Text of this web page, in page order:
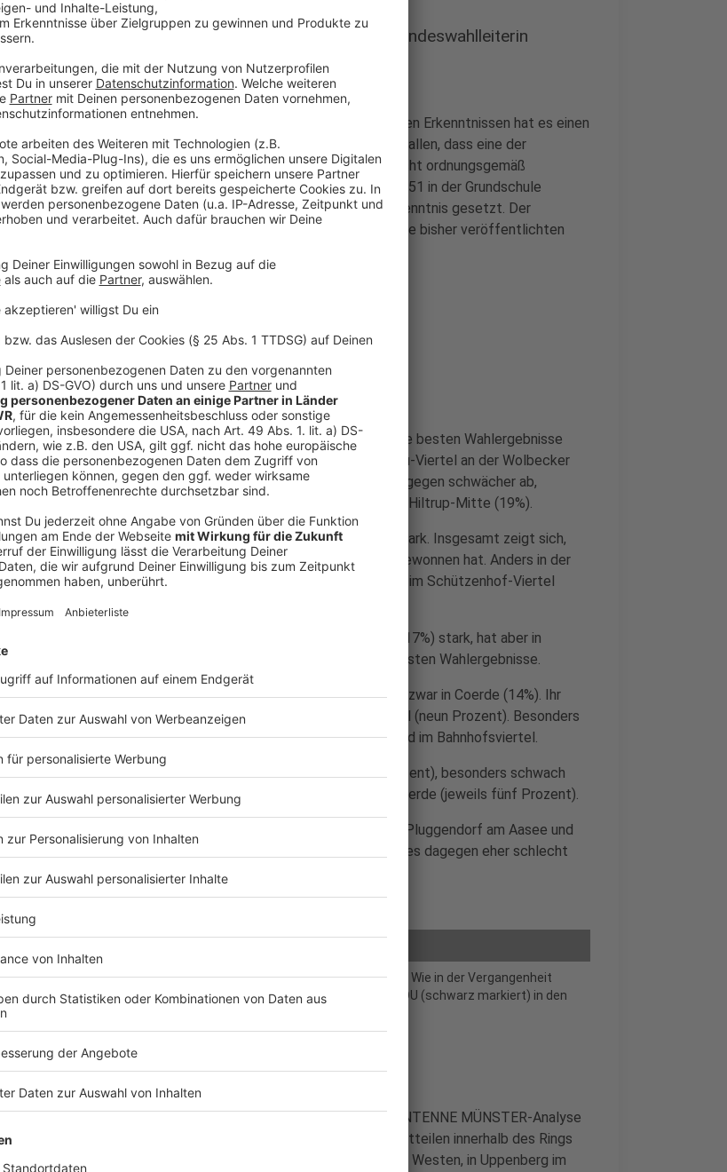
"Zwischenfall" in Sprakel - Stadt Münster informiert Landeswahlleiterin
Anzeige
Ist die Europawahl in Münster reibungslos abgelaufen? Nach ersten Erkenntnissen hat es einen
Zwischenfall in Sprakel gegeben. Hier sei heute Vormittag aufgefallen, dass eine der
aufgestellten Wahlurnen während der Stimmabgabe zeitweilig nicht ordnungsgemäß
verschlossen gewesen sein könnte. Betroffen ist das Wahllokal 151 in der Grundschule
Sprakel. Die Stadt Münster hat die Landeswahlleiterin davon in Kenntnis gesetzt. Der
Wahlausschuss tagt am kommenden Donnerstag. Bis dahin sind die bisher veröffentlichten
Anzeige
Welche Partei ist wo stark? Wo ist mein Stadtteil?
Anzeige
DieGrünensind vor allem in den Innenstadt-Stadtteilen stark: Die besten Wahlergebnisse
holten sie im Bereich Schützenhof/Hafen (36%) und im Herz-Jesu-Viertel an der Wolbecker
Straße (35%). In den äußeren Stadtteilen schnitten die Grünen dagegen schwächer ab,
besonders schwach ist ihr Wahlergebnis in Amelsbüren (18%) und Hiltrup-Mitte (19%).
DieCDUist vor allem in Handorf und Nienberge (je 38 Prozent) stark. Insgesamt zeigt sich,
dass es vor allem die äußeren Stadtteile sind, in denen die CDU gewonnen hat. Anders in der
Innenstadt: In Pluggendorf am Aasee, am Bahnhof, am Hafen und im Schützenhof-Viertel
ist vor allem in Hiltrup-Ost (18%) und Kinderhaus-West (17%) stark, hat aber in
Sentrup und in der Altstadt (jeweils zwölf Prozent) die schlechtesten Wahlergebnisse.
DieAfDhat in Münster vor allem einen Ausreißer nach oben - und zwar in Coerde (14%). Ihr
zweitstärkstes Wahlergebnis in Münster holt die AfD in Berg Fidel (neun Prozent). Besonders
wenig AfD-Wähler gibt es in Sentrup, in Pluggendorf am Aasee und im Bahnhofsviertel.
DieFDPist in Sentrup und in der Altstadt stark (jeweils acht Prozent), besonders schwach
hingegen im Herz-Jesu-Viertel an der Wolbecker Straße und in Coerde (jeweils fünf Prozent).
Volt
-Partei holte ihre Wählerstimmen vor allem in Sentrup, in Pluggendorf am Aasee und
am Bahnhof (jeweils elf Prozent), in Amelsbüren und Handorf lief es dagegen eher schlecht
(jeweils drei Prozent).
Welche Partei hat in welchem Stadtteil die meisten Stimmen geholt? Wie in der Vergangenheit
häufiger: Die Grünen (grün markiert) im Innenstadt-Bereich und die CDU (schwarz markiert) in den
Anzeige
Welche Partei ist in welchem Stadtteil die stärkste Kraft? Die ANTENNE MÜNSTER-Analyse
(siehe obige Grafik) zeigt: Die Grünen holten nicht nur in allen Stadtteilen innerhalb des Rings
die meisten Stimmen, sondern auch in Gievenbeck und Sentrup im Westen, in Uppenberg im